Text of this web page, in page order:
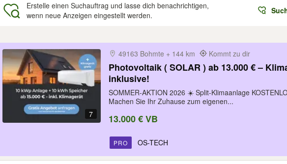
Erstelle einen Suchauftrag und lasse dich benachrichtigen,
wenn neue Anzeigen eingestellt werden.
Ergebnisse
7
49163 Bohmte + 144 km Kommt zu dir
Photovoltaik ( SOLAR ) ab 13.000 € – Klimaanlage
inklusive!
SOMMER-AKTION 2026 ☀️ Split-Klimaanlage
Machen Sie Ihr Zuhause zum eigenen...
13.000 € VB
PRO OS-TECH